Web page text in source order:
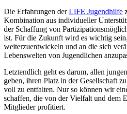
Die Erfahrungen derLIFE Jugendhilfe
Kombination aus individueller
der Schaffung von
ist. Für die Zukunft wird es wichtig
weiterzuentwickeln und an die sich
Lebenswelten von Jugendlichen
Letztendlich geht es darum, allen
geben, ihren Platz in der Gesellschaft
voll zu entfalten. Nur so können wir
schaffen, die von der Vielfalt und dem
Mitglieder profitiert.